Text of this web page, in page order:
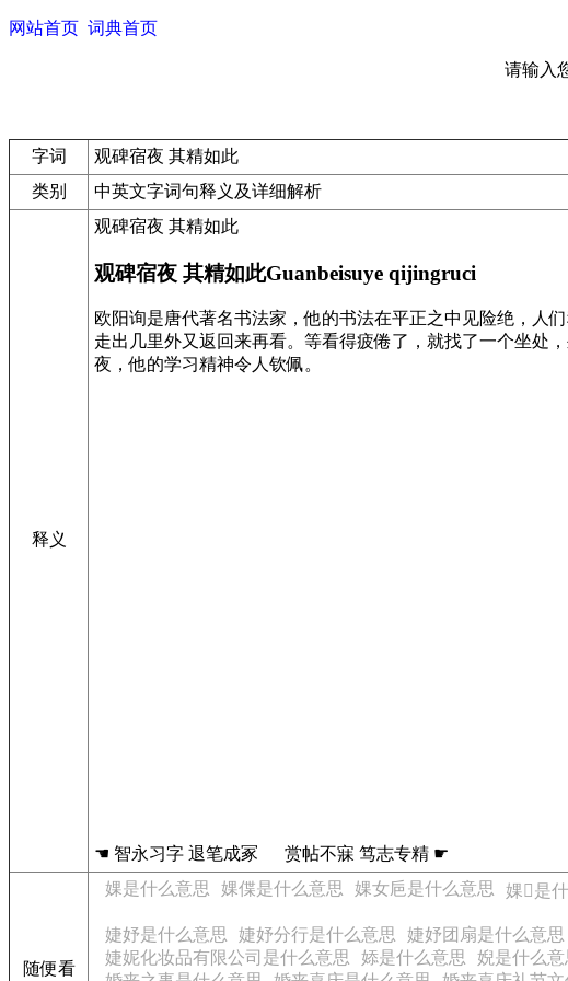
网站首页 词典首页
请输入
字词
观碑宿夜 其精如此
类别
中英文字词句释义及详细解析
释义
观碑宿夜 其精如此
观碑宿夜 其精如此Guanbeisuye qijingruci
欧阳询是唐代著名书法家，他的书法在平正之中见险绝，人
走出几里外又返回来再看。等看得疲倦了，就找了一个坐处
夜，他的学习精神令人钦佩。
☚ 智永习字 退笔成冢 赏帖不寐 笃志专精 ☛
随便看
婐是什么意思 婐偞是什么意思 婐女巵是什么意思 婐𡛖是
婕妤是什么意思
婕妤分行是什么意思 婕妤团扇是什么意思
婕妮化妆品有限公司是什么意思
婖是什么意思 婗是什么意